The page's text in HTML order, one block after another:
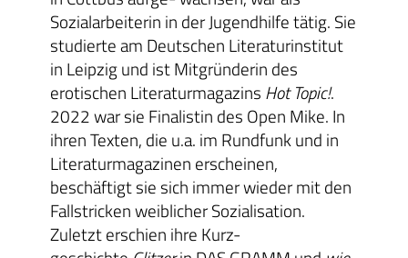
Sozialarbeiterin in der Jugendhilfe tätig. Sie
studierte am Deutschen Literaturinstitut
in Leipzig und ist Mitgründerin des
erotischen Literaturmagazins Hot Topic!.
2022 war sie Finalistin des Open Mike. In
ihren Texten, die u.a. im Rundfunk und in
Literaturmagazinen erscheinen,
beschäftigt sie sich immer wieder mit den
Fallstricken weiblicher Sozialisation.
Zuletzt erschien ihre Kurz-